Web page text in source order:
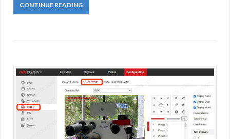
CONTINUE READING